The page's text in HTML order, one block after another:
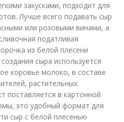
закусками, подходит для
Лучше всего подавать сыр
или розовыми винами, а
податливая
из белой плесени
сыра используется
коровье молоко, в составе
растительных
поставляется в картонной
это удобный формат для
сыр с белой плесенью